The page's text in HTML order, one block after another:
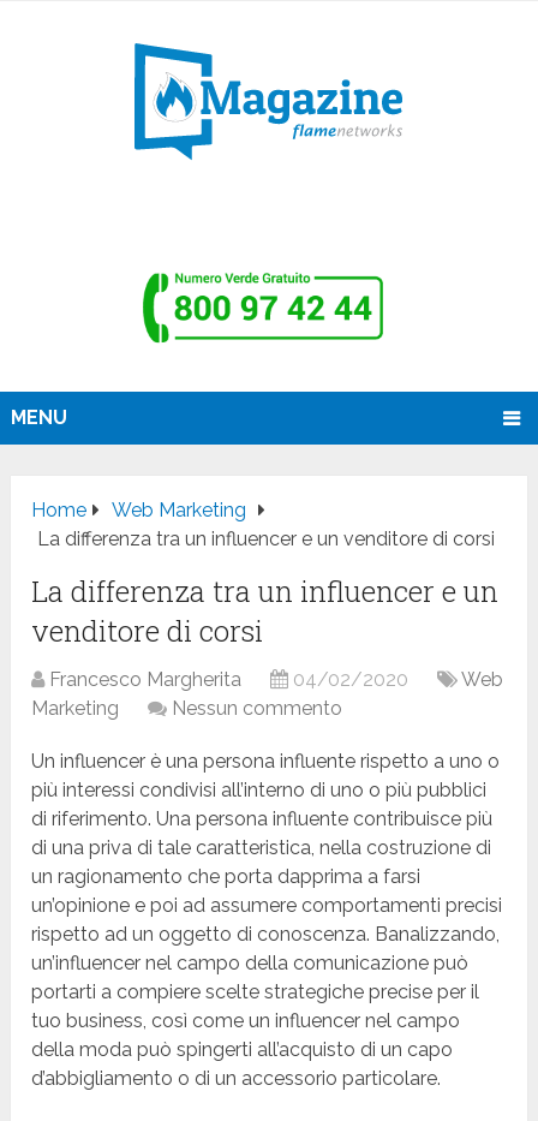
MENU
Home
Web Marketing
La differenza tra un influencer e un venditore di corsi
La differenza tra un influencer e un
venditore di corsi
Francesco Margherita 04/02/2020
Web
Marketing
Nessun commento
Un influencer è una persona influente rispetto a uno o
più interessi condivisi all’interno di uno o più pubblici
di riferimento. Una persona influente contribuisce più
di una priva di tale caratteristica, nella costruzione di
un ragionamento che porta dapprima a farsi
un’opinione e poi ad assumere comportamenti precisi
rispetto ad un oggetto di conoscenza. Banalizzando,
un’influencer nel campo della comunicazione può
portarti a compiere scelte strategiche precise per il
tuo business, così come un influencer nel campo
della moda può spingerti all’acquisto di un capo
d’abbigliamento o di un accessorio particolare.